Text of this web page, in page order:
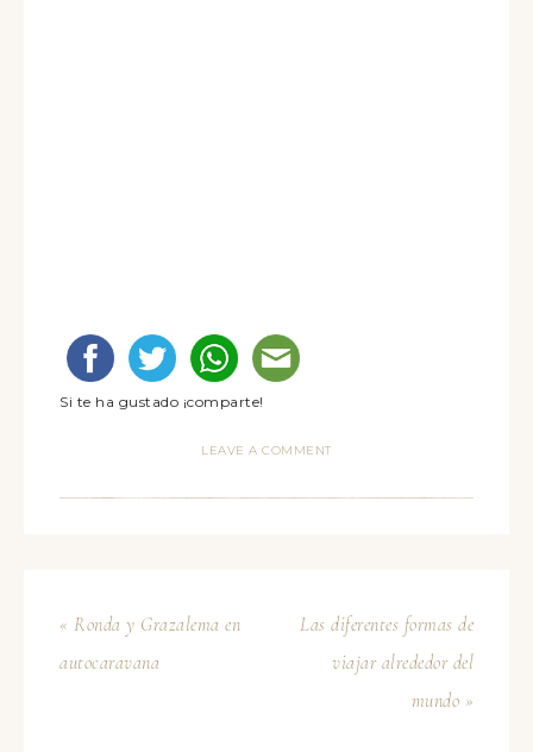
Si te ha gustado ¡comparte!
LEAVE A COMMENT
« Ronda y Grazalema en
autocaravana
Las diferentes formas de
viajar alrededor del
mundo »